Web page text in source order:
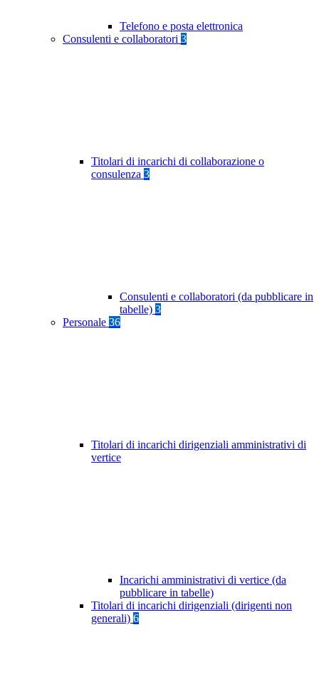
Telefono e posta elettronica
Consulenti e collaboratori 3
Titolari di incarichi di collaborazione o
consulenza 3
Consulenti e collaboratori (da pubblicare in
tabelle) 3
Personale 36
Titolari di incarichi dirigenziali amministrativi di
vertice
Incarichi amministrativi di vertice (da
pubblicare in tabelle)
Titolari di incarichi dirigenziali (dirigenti non
generali) 6